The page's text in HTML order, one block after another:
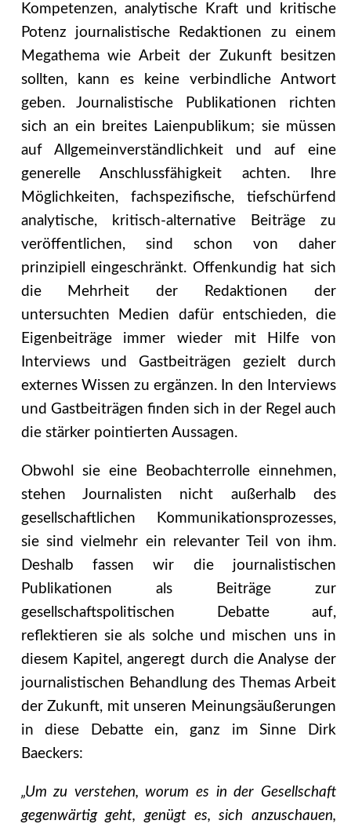
Kompetenzen, analytische Kraft und kritische
Potenz journalistische Redaktionen zu einem
Megathema wie Arbeit der Zukunft besitzen
sollten, kann es keine verbindliche Antwort
geben. Journalistische Publikationen richten
sich an ein breites Laienpublikum; sie müssen
auf Allgemeinverständlichkeit und auf eine
generelle Anschlussfähigkeit achten. Ihre
Möglichkeiten, fachspezifische, tiefschürfend
analytische, kritisch-alternative Beiträge zu
veröffentlichen, sind schon von daher
prinzipiell eingeschränkt. Offenkundig hat sich
die Mehrheit der Redaktionen der
untersuchten Medien dafür entschieden, die
Eigenbeiträge immer wieder mit Hilfe von
Interviews und Gastbeiträgen gezielt durch
externes Wissen zu ergänzen. In den Interviews
und Gastbeiträgen finden sich in der Regel auch
die stärker pointierten Aussagen.
Obwohl sie eine Beobachterrolle einnehmen,
stehen Journalisten nicht außerhalb des
gesellschaftlichen Kommunikationsprozesses,
sie sind vielmehr ein relevanter Teil von ihm.
Deshalb fassen wir die journalistischen
Publikationen als Beiträge zur
gesellschaftspolitischen Debatte auf,
reflektieren sie als solche und mischen uns in
diesem Kapitel, angeregt durch die Analyse der
journalistischen Behandlung des Themas Arbeit
der Zukunft, mit unseren Meinungsäußerungen
in diese Debatte ein, ganz im Sinne Dirk
Baeckers:
„Um zu verstehen, worum es in der Gesellschaft
gegenwärtig geht, genügt es, sich anzuschauen,